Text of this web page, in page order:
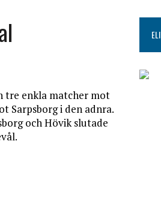
tre enkla matcher mot
Sarpsborg i den adnra.
och Hövik slutade